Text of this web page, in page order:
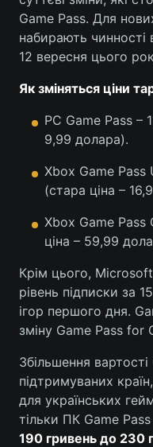
Game Pass. Для
набирають чинності
12 вересня цього
Як зміняться ціни
PC Game Pass –
9,99 долара).
Xbox Game Pass
(стара ціна –
Xbox Game Pass
ціна – 59,99
Крім цього,
рівень підписки за
ігор першого дня.
зміну Game Pass for
Збільшення
підтримуваних
для українських
тільки ПК Game Pass
190 гривень до 230